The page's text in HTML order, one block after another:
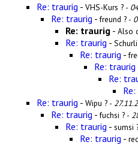
Re: traurig - VHS-Kurs ? -
Re: traurig -freund ? -
Re: traurig - Also
Re: traurig -
Re: traurig -
Re: traurig
Re:
Re: traurig - Wipu ? -
Re: traurig -fuchsi ? -
Re: traurig - sumsi
Re: traurig -